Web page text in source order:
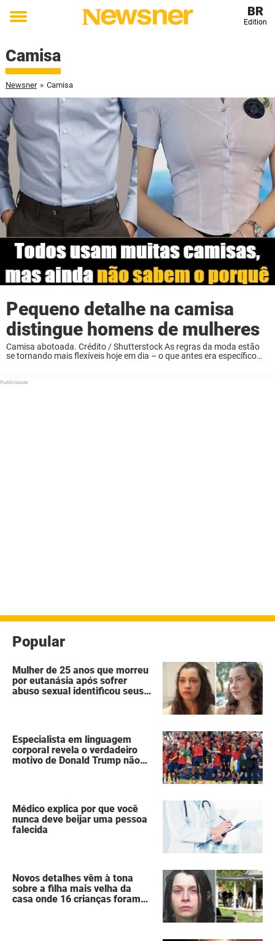
Toggle
BR
Edition
Camisa
Newsner » Camisa
Pequeno detalhe na camisa
distingue homens de mulheres
Camisa abotoada. Crédito / Shutterstock As regras da moda estão
se tornando mais flexíveis hoje em dia – o que antes era específico
Popular
Mulher de 25 anos que morreu
por eutanásia após sofrer
abuso sexual identificou seus
Especialista em linguagem
corporal revela o verdadeiro
motivo de Donald Trump não
Médico explica por que você
nunca deve beijar uma pessoa
falecida
Novos detalhes vêm à tona
sobre a filha mais velha da
casa onde 16 crianças foram